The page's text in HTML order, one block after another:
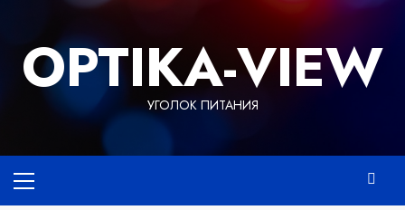
содержимому
OPTIKA-VIEW
УГОЛОК ПИТАНИЯ
меню